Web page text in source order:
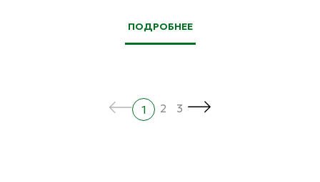
ПОДРОБНЕЕ
1 2 3